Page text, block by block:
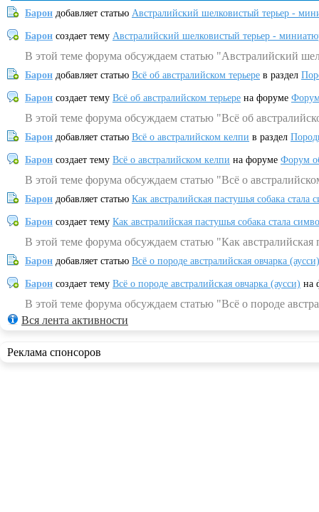
Барон добавляет статью Австралийский шелковистый терьер -
Барон создает тему Австралийский шелковистый терьер -
В этой теме форума обсуждаем статью "Австралийский
Барон добавляет статью Всё об австралийском терьере в раздел
Барон создает тему Всё об австралийском терьере на форуме
В этой теме форума обсуждаем статью "Всё об
Барон добавляет статью Всё о австралийском келпи в раздел
Барон создает тему Всё о австралийском келпи на форуме Форум
В этой теме форума обсуждаем статью "Всё о
Барон добавляет статью Как австралийская пастушья собака
Барон создает тему Как австралийская пастушья собака стала
В этой теме форума обсуждаем статью "Как
Барон добавляет статью Всё о породе австралийская овчарка (аусси)
Барон создает тему Всё о породе австралийская овчарка (аусси) на
В этой теме форума обсуждаем статью "Всё о породе
Вся лента активности
Реклама спонсоров